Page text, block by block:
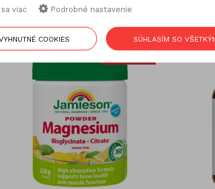
20,20 € 22,45 €
viac Podrobné nastavenie
COOKIES SÚHLASÍM SO